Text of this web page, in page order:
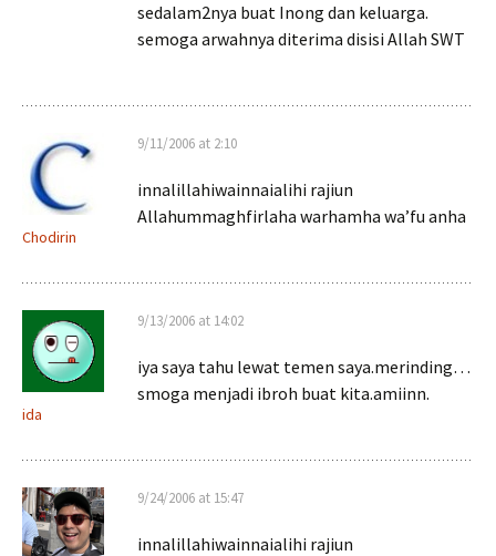
sedalam2nya buat Inong dan keluarga.
semoga arwahnya diterima disisi Allah SWT
Chodirin
9/11/2006 at 2:10
innalillahiwainnaialihi rajiun
Allahummaghfirlaha warhamha wa’fu anha
ida
9/13/2006 at 14:02
iya saya tahu lewat temen saya.merinding…
smoga menjadi ibroh buat kita.amiinn.
9/24/2006 at 15:47
innalillahiwainnaialihi rajiun